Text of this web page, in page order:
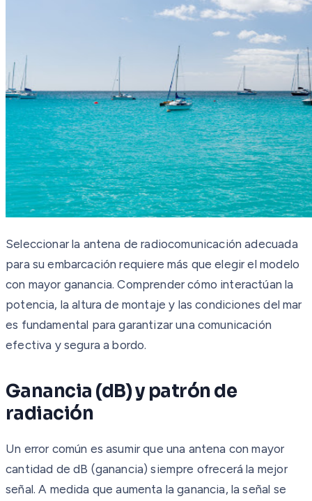
Seleccionar la antena de radiocomunicación adecuada
para su embarcación requiere más que elegir el modelo
con mayor ganancia. Comprender cómo interactúan la
potencia, la altura de montaje y las condiciones del mar
es fundamental para garantizar una comunicación
efectiva y segura a bordo.
Ganancia (dB) y patrón de
radiación
Un error común es asumir que una antena con mayor
cantidad de dB (ganancia) siempre ofrecerá la mejor
señal. A medida que aumenta la ganancia, la señal se